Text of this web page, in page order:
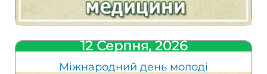
12 Серпня, 2026
Міжнародний день молоді